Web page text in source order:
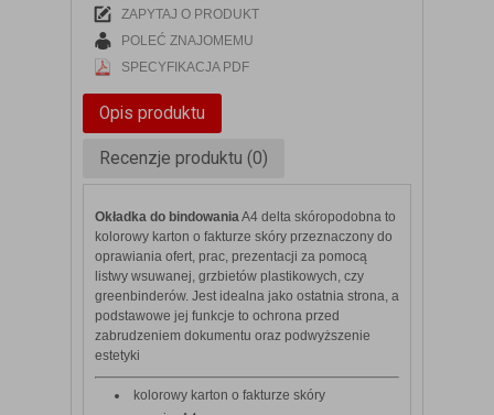
ZAPYTAJ O PRODUKT
POLEĆ ZNAJOMEMU
SPECYFIKACJA PDF
Opis produktu
Recenzje produktu (0)
Okładka do bindowaniaA4 delta skóropodobna to
kolorowy karton o fakturze skóry przeznaczony do
oprawiania ofert, prac, prezentacji za pomocą
listwy wsuwanej, grzbietów plastikowych, czy
greenbinderów. Jest idealna jako ostatnia strona, a
podstawowe jej funkcje to ochrona przed
zabrudzeniem dokumentu oraz podwyższenie
estetyki
kolorowy karton o fakturze skóry